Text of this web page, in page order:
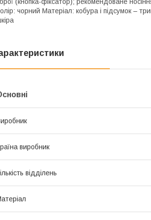
(кнопка-фіксатор); рекомендоване
чорний Матеріал: кобура і підсумок –
виробник
відділень